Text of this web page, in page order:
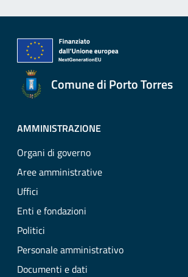
Comune di Porto Torres
AMMINISTRAZIONE
Organi di governo
Aree amministrative
Uffici
Enti e fondazioni
Politici
Personale amministrativo
Documenti e dati